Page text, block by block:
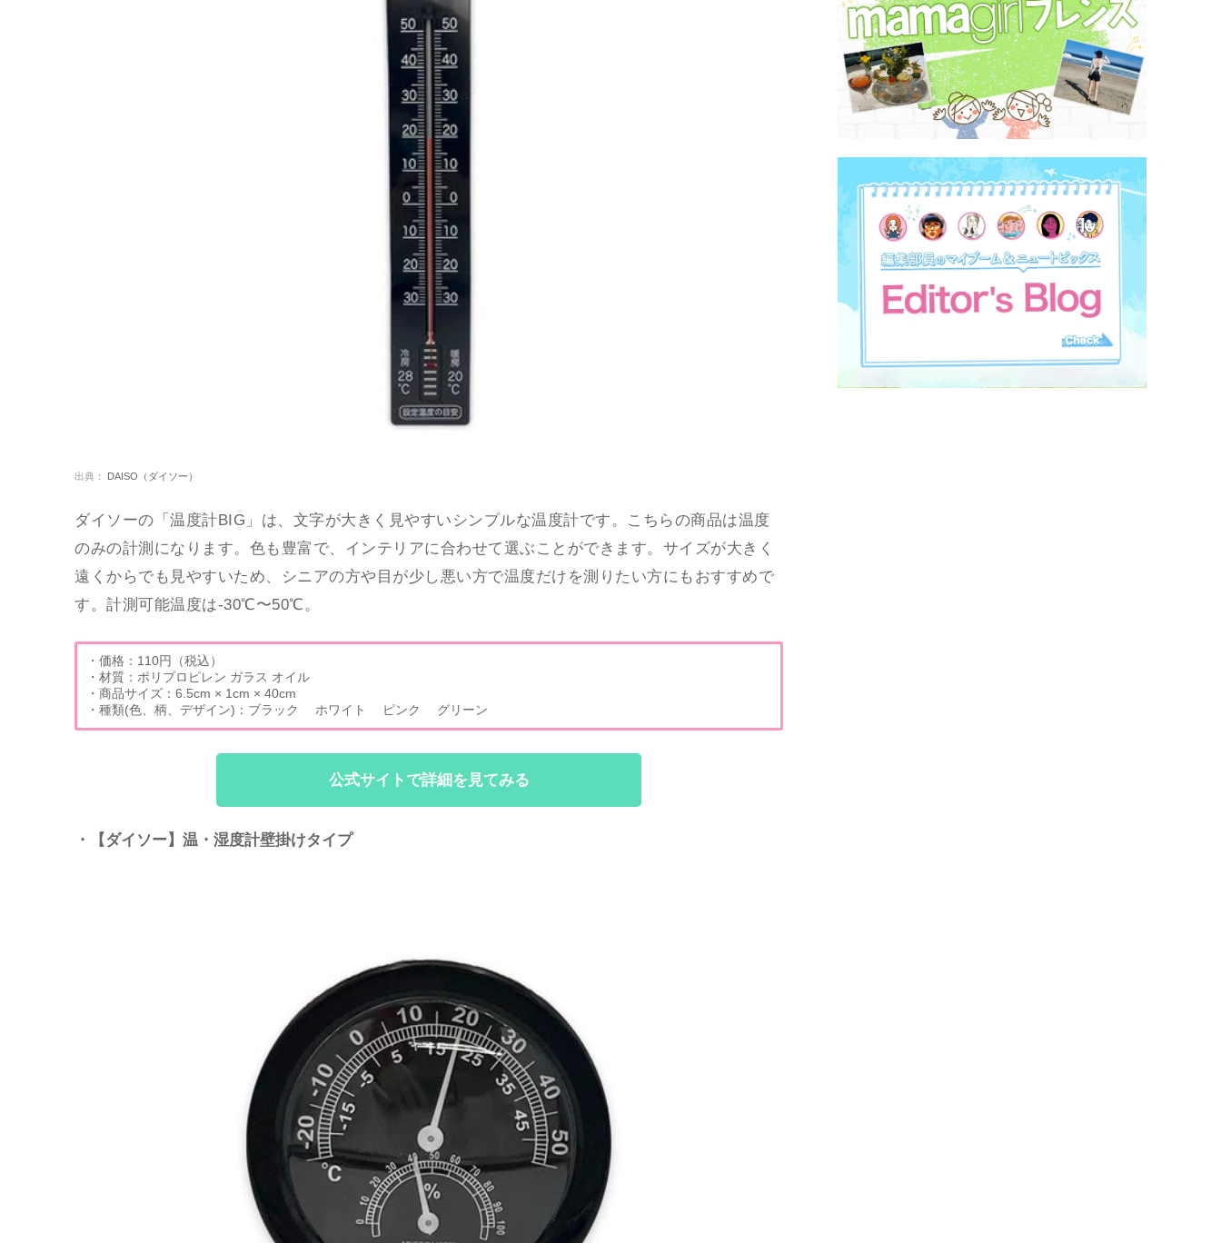
出典： DAISO（ダイソー）
ダイソーの「温度計BIG」は、文字が大きく見やすいシンプルな温度計です。こちらの商品は温度
のみの計測になります。色も豊富で、インテリアに合わせて選ぶことができます。サイズが大きく
遠くからでも見やすいため、シニアの方や目が少し悪い方で温度だけを測りたい方にもおすすめで
す。計測可能温度は-30℃〜50℃。
・価格：110円（税込）
・材質：ポリプロピレン ガラス オイル
・商品サイズ：6.5cm × 1cm × 40cm
・種類(色、柄、デザイン)：ブラック ホワイト ピンク グリーン
公式サイトで詳細を見てみる
・【ダイソー】温・湿度計壁掛けタイプ